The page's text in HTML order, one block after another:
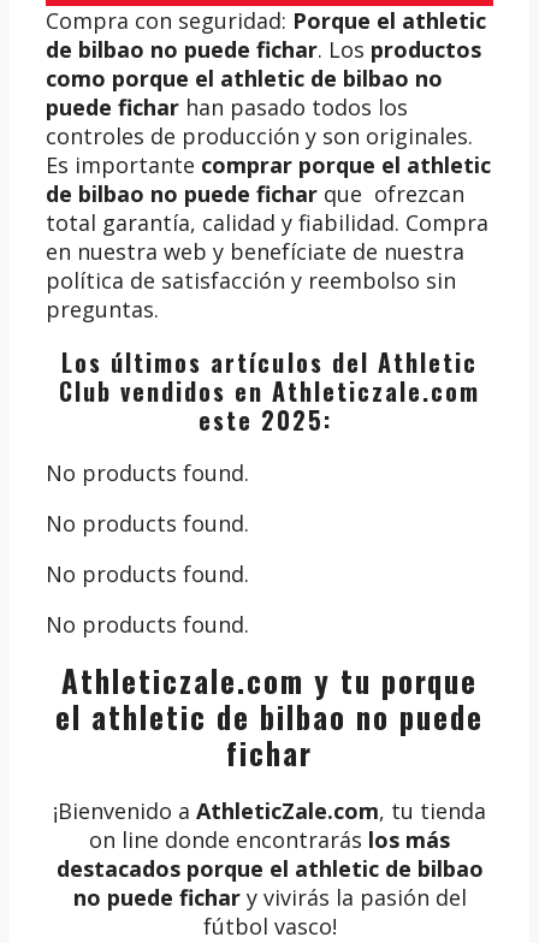
Compra con seguridad: Porque el athletic
de bilbao no puede fichar. Los productos
como porque el athletic de bilbao no
puede fichar han pasado todos los
controles de producción y son originales.
Es importante comprar porque el athletic
de bilbao no puede fichar que ofrezcan
total garantía, calidad y fiabilidad. Compra
en nuestra web y benefíciate de nuestra
política de satisfacción y reembolso sin
preguntas.
Los últimos artículos del Athletic
Club vendidos en Athleticzale.com
este 2025:
No products found.
No products found.
No products found.
No products found.
Athleticzale.com y tu porque
el athletic de bilbao no puede
fichar
¡Bienvenido a AthleticZale.com, tu tienda
on line donde encontrarás los más
destacados porque el athletic de bilbao
no puede fichary vivirás la pasión del
fútbol vasco!